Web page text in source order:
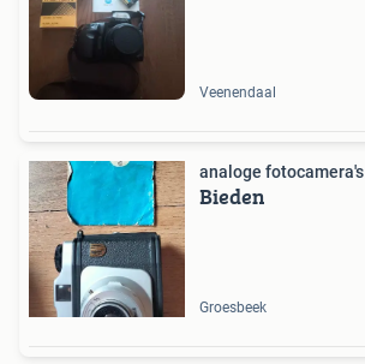
Veenendaal
analoge fotocamera's
Bieden
Groesbeek